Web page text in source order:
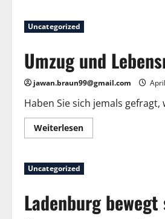
ein
den
verändert
–
und
warum
das
Ludwigshafen
Mundenheim
den
Unterschied
Uncategorized
Umzug und
jawan.braun99@gmail.com
Haben Sie sich jemals
WeiterlesenMehr
Informationen
und
in
Uncategorized
Ladenburg